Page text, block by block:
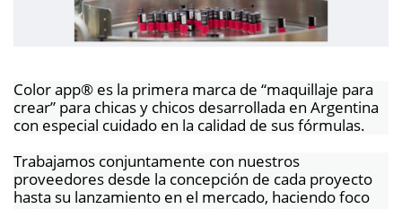
Color app® es la primera marca de “maquillaje para
crear” para chicas y chicos desarrollada en Argentina
con especial cuidado en la calidad de sus fórmulas.
Trabajamos conjuntamente con nuestros
proveedores desde la concepción de cada proyecto
hasta su lanzamiento en el mercado, haciendo foco